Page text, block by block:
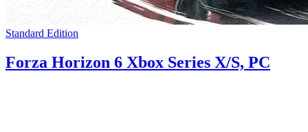
Standard Edition
Forza Horizon 6 Xbox Series X/S, PC